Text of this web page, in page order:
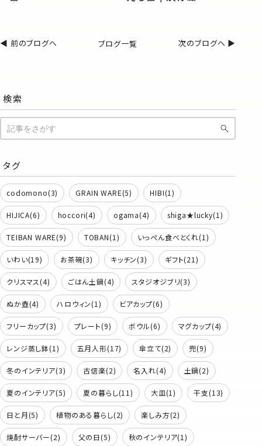
◀︎ 前のブログへ ブログ一覧 次のブログへ ▶︎
検索
タグ
codomono(3) GRAIN WARE(5) HIBI(1)
HIJICA(6) hoccori(4) ogama(4) shiga★lucky(1)
TEIBAN WARE(9) TOBAN(1) いっぺん食べとくれ(1)
いわい(19) お茶碗(3) キッチン(3) ギフト(21)
クリスマス(4) ごはん土鍋(4) スタジオジブリ(3)
ぬか壺(4) ハロウィン(1) ビアカップ(6)
フリーカップ(3) プレート(9) ボウル(6) マグカップ(4)
レンジ蒸し鉢(1) 五月人形(17) 傘立て(2) 兜(9)
冬のインテリア(3) 古信楽(2) 名入れ(4) 土鍋(2)
夏のインテリア(5) 夏の暮らし(11) 大皿(1) 干支(13)
日と月(5) 植物のある暮らし(2) 楽しみ方(2)
焼酎サーバー(2) 父の日(5) 秋のインテリア(1)